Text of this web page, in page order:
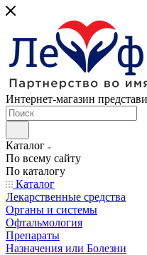
Интернет-магазин
Каталог
По всему сайту
По каталогу
Каталог
Лекарственные средства
Органы и системы
Офтальмология
Препараты
Назначения или Болезни